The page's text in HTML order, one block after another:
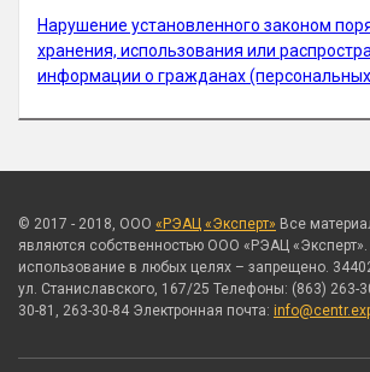
Нарушение установленного законом
хранения, использования или
информации о гражданах
© 2017 - 2018, ООО «РЭАЦ «Эксперт» Все
являются собственностью ООО «РЭАЦ
использование в любых целях – запрещено.
ул. Станиславского, 167/25 Телефоны: (863) 263-
30-81, 263-30-84 Электронная почта: